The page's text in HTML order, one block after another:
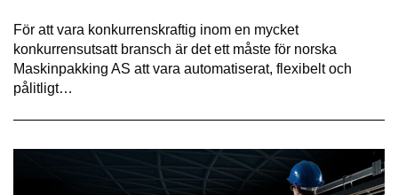
För att vara konkurrenskraftig inom en mycket
konkurrensutsatt bransch är det ett måste för norska
Maskinpakking AS att vara automatiserat, flexibelt och
pålitligt…